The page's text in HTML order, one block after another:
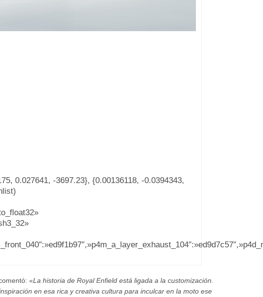
0.027641, -3697.23}, {0.00136118, -0.0394343,
comentó: «La historia de Royal Enfield está ligada a la customización.
en esa rica y creativa cultura para inculcar en la moto ese